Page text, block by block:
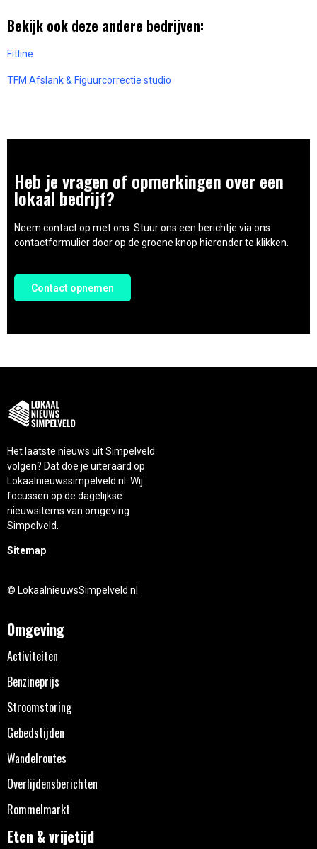
Bekijk ook deze andere bedrijven:
Fitline
TFM Afslank & Figuurcorrectie studio
Heb je vragen of opmerkingen over een
lokaal bedrijf?
Neem contact op met ons. Stuur ons een berichtje via ons
contactformulier door op de groene knop hieronder te klikken.
Contact opnemen
Het laatste nieuws uit Simpelveld
volgen? Dat doe je uiteraard op
Lokaalnieuwssimpelveld.nl. Wij
focussen op de dagelijkse
nieuwsitems van omgeving
Simpelveld.
Sitemap
© LokaalnieuwsSimpelveld.nl
Omgeving
Activiteiten
Benzineprijs
Stroomstoring
Gebedstijden
Wandelroutes
Overlijdensberichten
Rommelmarkt
Eten & vrijetijd